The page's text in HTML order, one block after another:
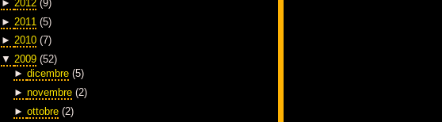
► 2012 (9)
► 2011 (5)
► 2010 (7)
▼ 2009 (52)
► dicembre (5)
► novembre (2)
► ottobre (2)